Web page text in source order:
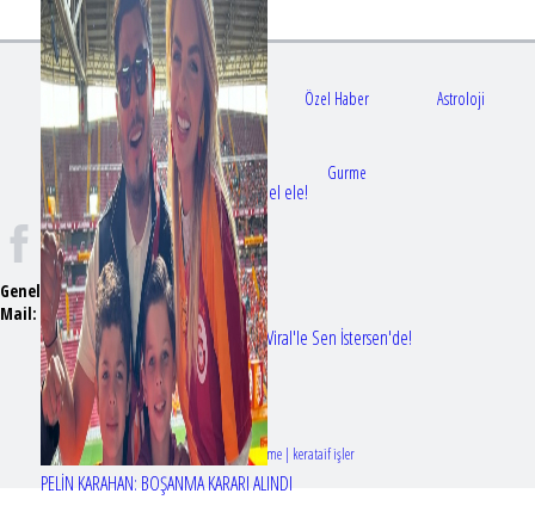
Bir dizi aşkı daha gerçek oldu: Sette el ele!
Erol Köse'nin mektupları ilk kez Nur Viral'le Sen İstersen'de!
PELİN KARAHAN: BOŞANMA KARARI ALINDI
Gündem Sağlık Özel Haber Astroloji
Doktorlar Gurme
Genel Yayın Yönetmeni:Seyhan Erdağ
Mail:
emizmagazin@gmail.com
Tasarım & Geliştirme | kerataif işler